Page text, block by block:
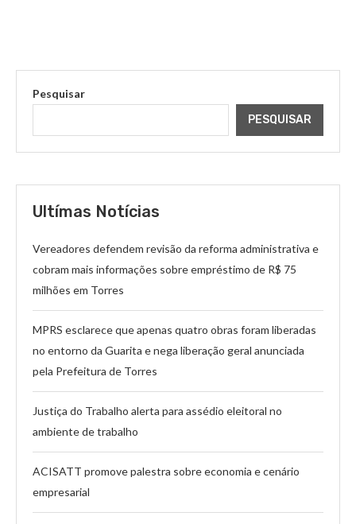
Pesquisar
PESQUISAR
Ultímas Notícias
Vereadores defendem revisão da reforma administrativa e
cobram mais informações sobre empréstimo de R$ 75
milhões em Torres
MPRS esclarece que apenas quatro obras foram liberadas
no entorno da Guarita e nega liberação geral anunciada
pela Prefeitura de Torres
Justiça do Trabalho alerta para assédio eleitoral no
ambiente de trabalho
ACISATT promove palestra sobre economia e cenário
empresarial